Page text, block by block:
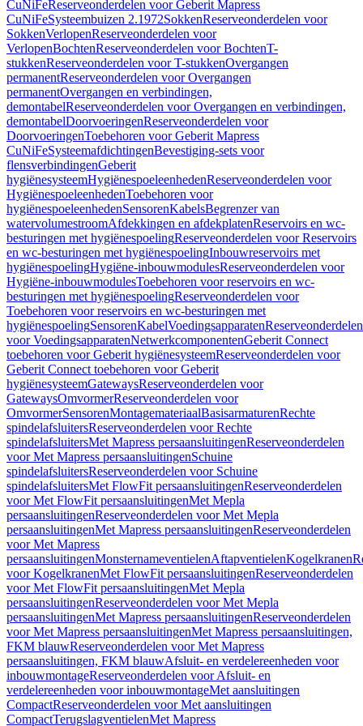
CuNiFeReserveonderdelen voor Geberit Mapress
CuNiFeSysteembuizen 2.1972SokkenReserveonderdelen voor
SokkenVerlopenReserveonderdelen voor
VerlopenBochtenReserveonderdelen voor BochtenT-
stukkenReserveonderdelen voor T-stukkenOvergangen
permanentReserveonderdelen voor Overgangen
permanentOvergangen en verbindingen,
demontabelReserveonderdelen voor Overgangen en verbindingen,
demontabelDoorvoeringenReserveonderdelen voor
DoorvoeringenToebehoren voor Geberit Mapress
CuNiFeSysteemafdichtingenBevestiging-sets voor
flensverbindingenGeberit
hygiënesysteemHygiënespoeleenhedenReserveonderdelen voor
HygiënespoeleenhedenToebehoren voor
hygiënespoeleenhedenSensorenKabelsBegrenzer van
watervolumestroomAfdekkingen en afdekplatenReservoirs en wc-
besturingen met hygiënespoelingReserveonderdelen voor Reservoirs
en wc-besturingen met hygiënespoelingInbouwreservoirs met
hygiënespoelingHygiëne-inbouwmodulesReserveonderdelen voor
Hygiëne-inbouwmodulesToebehoren voor reservoirs en wc-
besturingen met hygiënespoelingReserveonderdelen voor
Toebehoren voor reservoirs en wc-besturingen met
hygiënespoelingSensorenKabelVoedingsapparatenReserveonderdelen
voor VoedingsapparatenNetwerkcomponentenGeberit Connect
toebehoren voor Geberit hygiënesysteemReserveonderdelen voor
Geberit Connect toebehoren voor Geberit
hygiënesysteemGatewaysReserveonderdelen voor
GatewaysOmvormerReserveonderdelen voor
OmvormerSensorenMontagemateriaalBasisarmaturenRechte
spindelafsluitersReserveonderdelen voor Rechte
spindelafsluitersMet Mapress persaansluitingenReserveonderdelen
voor Met Mapress persaansluitingenSchuine
spindelafsluitersReserveonderdelen voor Schuine
spindelafsluitersMet FlowFit persaansluitingenReserveonderdelen
voor Met FlowFit persaansluitingenMet Mepla
persaansluitingenReserveonderdelen voor Met Mepla
persaansluitingenMet Mapress persaansluitingenReserveonderdelen
voor Met Mapress
persaansluitingenMonsternameventielenAftapventielenKogelkranen
voor KogelkranenMet FlowFit persaansluitingenReserveonderdelen
voor Met FlowFit persaansluitingenMet Mepla
persaansluitingenReserveonderdelen voor Met Mepla
persaansluitingenMet Mapress persaansluitingenReserveonderdelen
voor Met Mapress persaansluitingenMet Mapress persaansluitingen,
FKM blauwReserveonderdelen voor Met Mapress
persaansluitingen, FKM blauwAfsluit- en verdelereenheden voor
inbouwmontageReserveonderdelen voor Afsluit- en
verdelereenheden voor inbouwmontageMet aansluitingen
CompactReserveonderdelen voor Met aansluitingen
CompactTerugslagventielenMet Mapress